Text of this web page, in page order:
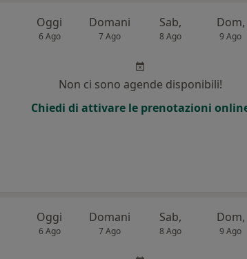
Oggi
6 Ago
Domani
7 Ago
Sab,
8 Ago
Dom,
9 Ago
Non ci sono agende disponibili!
Chiedi di attivare le prenotazioni
Oggi
6 Ago
Domani
7 Ago
Sab,
8 Ago
Dom,
9 Ago